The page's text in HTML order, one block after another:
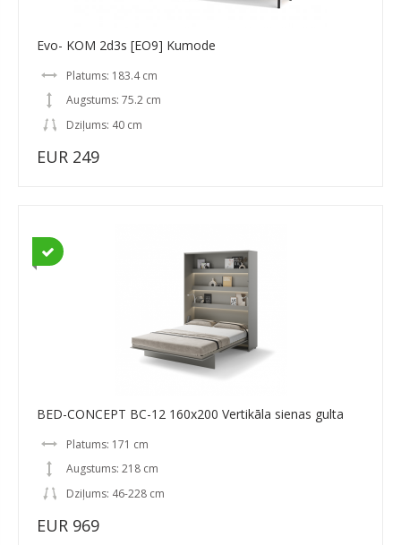
Evo- KOM 2d3s [EO9] Kumode
Platums: 183.4 cm
Augstums: 75.2 cm
Dziļums: 40 cm
EUR 249
BED-CONCEPT BC-12 160x200 Vertikāla sienas gulta
Platums: 171 cm
Augstums: 218 cm
Dziļums: 46-228 cm
EUR 969